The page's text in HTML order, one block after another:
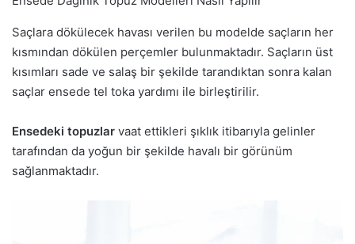
Saçlara dökülecek havası verilen bu modelde saçların her
kısmından dökülen perçemler bulunmaktadır. Saçların üst
kısımları sade ve salaş bir şekilde tarandıktan sonra kalan
saçlar ensede tel toka yardımı ile birleştirilir.
Ensedeki topuzlar vaat ettikleri şıklık itibarıyla gelinler
tarafından da yoğun bir şekilde havalı bir görünüm
sağlanmaktadır.